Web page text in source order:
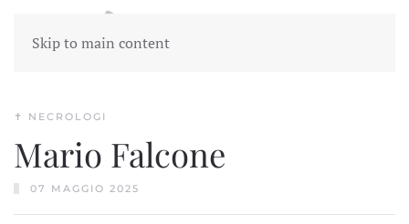
Skip to main content
✝︎ NECROLOGI
Mario Falcone
07 MAGGIO 2025